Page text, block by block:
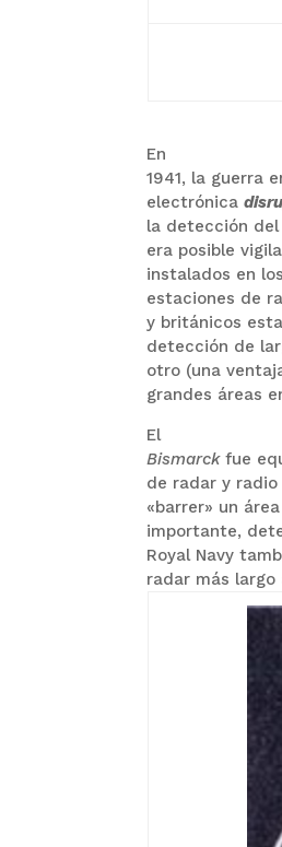
En
1941, la guerra
electrónica
la detección
era posible
instalados en
estaciones de
y británicos
detección de
otro (una
grandes áreas
El
Bismarckfue
de radar y
«barrer» un
importante,
Royal Navy
radar más